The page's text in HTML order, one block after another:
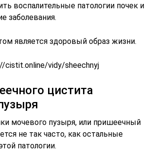
воспалительные патологии почек и
заболевания.
является здоровый образ жизни.
cistit.online/vidy/sheechnyj
цистита
мочевого пузыря, или пришеечный
не так часто, как остальные
патологии.